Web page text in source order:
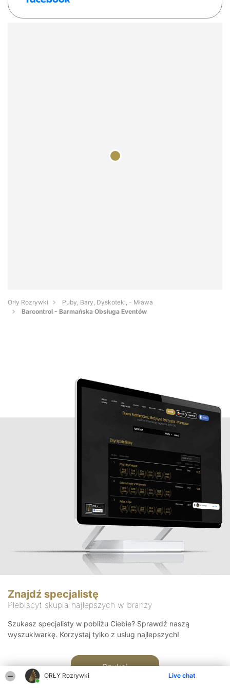
ORŁY Rozrywki Live chat
Orły Rozrywki
Puby, Bary, Dyskoteki, - Mława
Barcontrol - Barmańska Obsługa Eventów
Znajdź specjalistę
Plebiscyt skupia najlepszych w branży
Szukasz specjalisty w pobliżu Ciebie? Sprawdź naszą
wyszukiwarkę. Korzystaj tylko z usług najlepszych!
Szukaj